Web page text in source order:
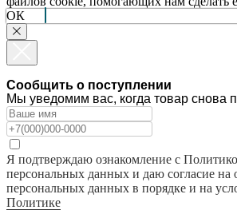
ОК
Сообщить о поступлении
Мы уведомим вас, когда товар снова
Я подтверждаю ознакомление с
персональных данных и даю согласие на
персональных данных в порядке и на
Политике